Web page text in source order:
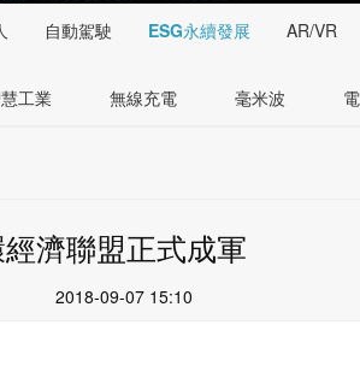
新能源 人工智慧
自動駕駛 ESG永續發展 AR/VR
工業 無線充電 毫米波
濟聯盟正式成軍
2018-09-07 15:10